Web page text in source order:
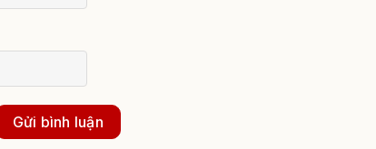
Gửi bình luận